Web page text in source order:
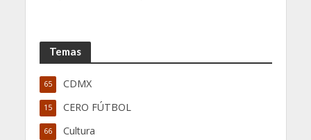
Temas
CDMX
65
CERO FÚTBOL
15
Cultura
66